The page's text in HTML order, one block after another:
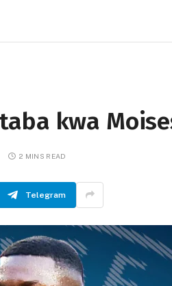
kwa
2 MINS READ
Telegram